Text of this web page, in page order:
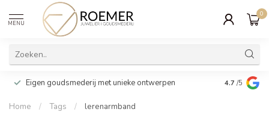
MENU
0
Eigen goudsmederij met unieke ontwerpen Wij
cadeau
4.7 /5
Home / Tags / lerenarmband